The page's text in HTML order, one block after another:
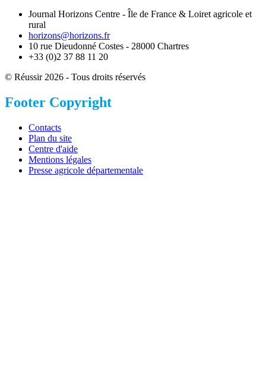
Journal Horizons Centre - Île de France & Loiret agricole et
rural
horizons@horizons.fr
10 rue Dieudonné Costes - 28000 Chartres
+33 (0)2 37 88 11 20
© Réussir 2026 - Tous droits réservés
Footer Copyright
Contacts
Plan du site
Centre d'aide
Mentions légales
Presse agricole départementale